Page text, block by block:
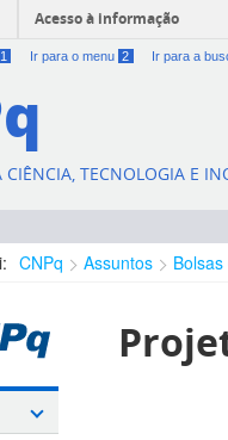
Acesso à informação
1 Ir para o menu 2 Ir para a
TECNOLOGIA E
CNPq Assuntos